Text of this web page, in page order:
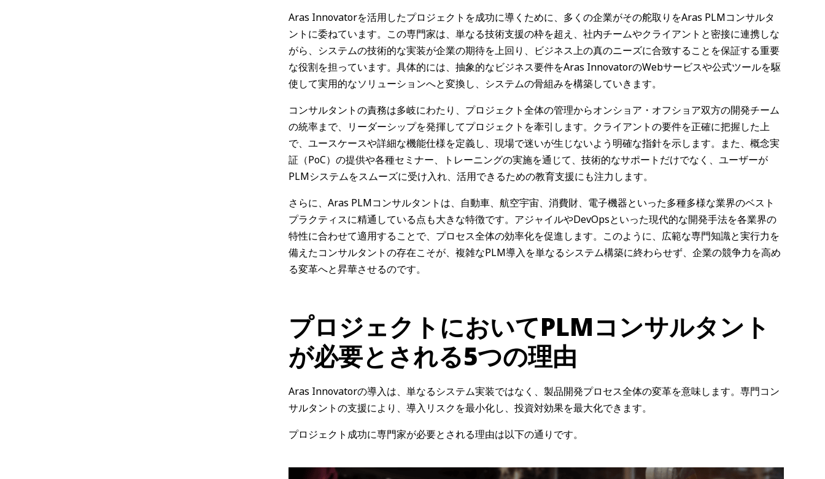
Aras Innovatorを活用したプロジェクトを成功に導くために、多くの企業がその舵取りをAras PLMコンサルタ
ントに委ねています。この専門家は、単なる技術支援の枠を超え、社内チームやクライアントと密接に連携しな
がら、システムの技術的な実装が企業の期待を上回り、ビジネス上の真のニーズに合致することを保証する重要
な役割を担っています。具体的には、抽象的なビジネス要件をAras InnovatorのWebサービスや公式ツールを駆
使して実用的なソリューションへと変換し、システムの骨組みを構築していきます。
コンサルタントの責務は多岐にわたり、プロジェクト全体の管理からオンショア・オフショア双方の開発チーム
の統率まで、リーダーシップを発揮してプロジェクトを牽引します。クライアントの要件を正確に把握した上
で、ユースケースや詳細な機能仕様を定義し、現場で迷いが生じないよう明確な指針を示します。また、概念実
証（PoC）の提供や各種セミナー、トレーニングの実施を通じて、技術的なサポートだけでなく、ユーザーが
PLMシステムをスムーズに受け入れ、活用できるための教育支援にも注力します。
さらに、Aras PLMコンサルタントは、自動車、航空宇宙、消費財、電子機器といった多種多様な業界のベスト
プラクティスに精通している点も大きな特徴です。アジャイルやDevOpsといった現代的な開発手法を各業界の
特性に合わせて適用することで、プロセス全体の効率化を促進します。このように、広範な専門知識と実行力を
備えたコンサルタントの存在こそが、複雑なPLM導入を単なるシステム構築に終わらせず、企業の競争力を高め
る変革へと昇華させるのです。
プロジェクトにおいてPLMコンサルタント
が必要とされる5つの理由
Aras Innovatorの導入は、単なるシステム実装ではなく、製品開発プロセス全体の変革を意味します。専門コン
サルタントの支援により、導入リスクを最小化し、投資対効果を最大化できます。
プロジェクト成功に専門家が必要とされる理由は以下の通りです。